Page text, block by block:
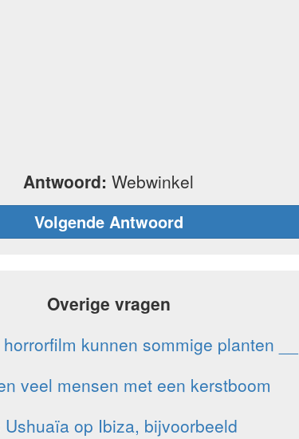
Antwoord: Webwinkel
Volgende Antwoord
Overige vragen
kunnen sommige planten __
veel mensen met een kerstboom
Ushuaïa op Ibiza, bijvoorbeeld